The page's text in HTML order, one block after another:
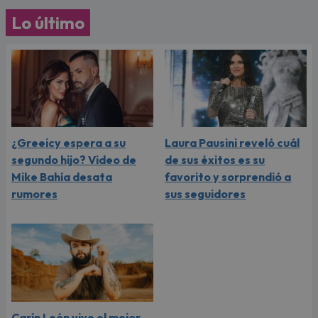
Lo último
¿Greeicy espera a su
segundo hijo? Video de
Mike Bahía desata
rumores
Laura Pausini reveló cuál
de sus éxitos es su
favorito y sorprendió a
sus seguidores